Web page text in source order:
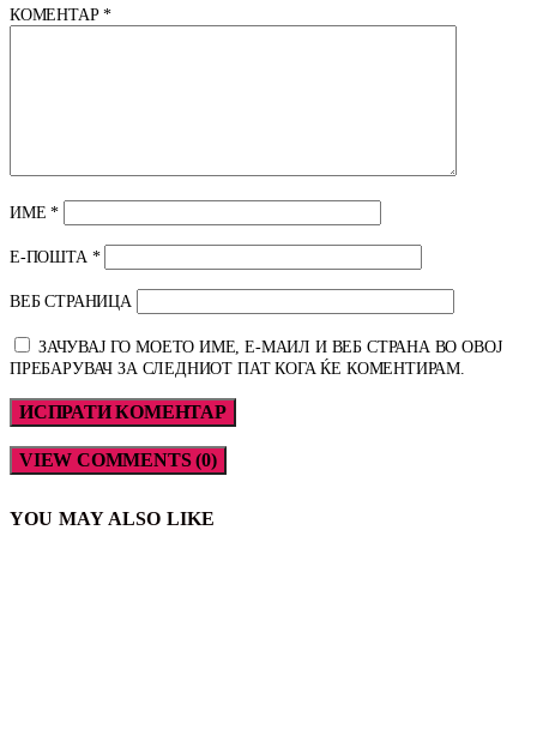
КОМЕНТАР*
ИМЕ*
Е-ПОШТА *
ВЕБ СТРАНИЦА
ЗАЧУВАЈ ГО МОЕТО ИМЕ, Е-МАИЛ И ВЕБ СТРАНА ВО ОВОЈ
ПРЕБАРУВАЧ ЗА СЛЕДНИОТ ПАТ КОГА ЌЕ КОМЕНТИРАМ.
VIEW COMMENTS (0)
YOU MAY ALSO LIKE